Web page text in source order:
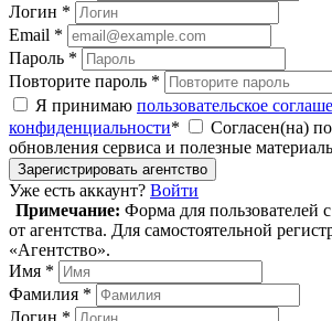
Логин *
Email *
Пароль *
Повторите пароль *
Я принимаю пользовательское
конфиденциальности*
Согласен(на)
обновления сервиса и полезные
Зарегистрировать агентство
Уже есть аккаунт? Войти
Примечание: Форма для пользователей
от агентства. Для самостоятельной
«Агентство».
Имя *
Фамилия *
Логин *